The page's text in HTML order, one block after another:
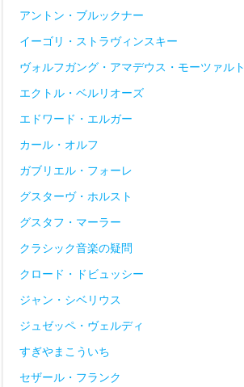
アントン・ブルックナー
イーゴリ・ストラヴィンスキー
ヴォルフガング・アマデウス・モーツァルト
エクトル・ベルリオーズ
エドワード・エルガー
カール・オルフ
ガブリエル・フォーレ
グスターヴ・ホルスト
グスタフ・マーラー
クラシック音楽の疑問
クロード・ドビュッシー
ジャン・シベリウス
ジュゼッペ・ヴェルディ
すぎやまこういち
セザール・フランク